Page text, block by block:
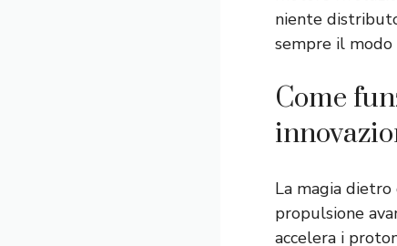
niente
sempre il modo
Come
La magia
propulsione
accelera i